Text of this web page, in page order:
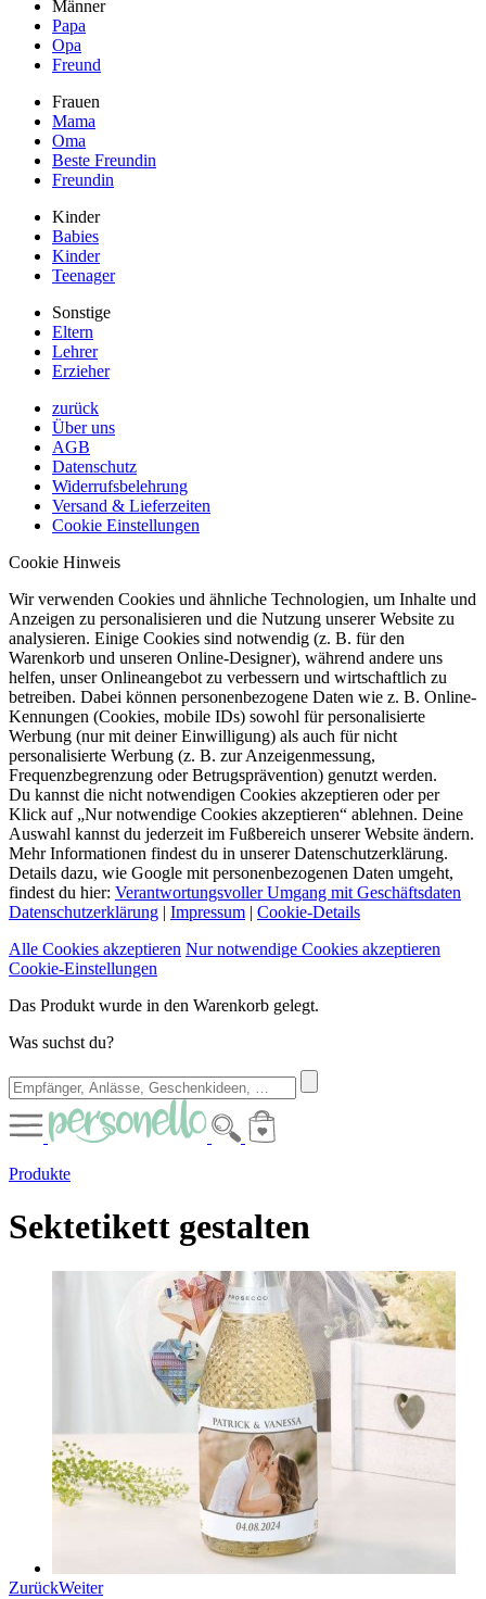
Männer
Papa
Opa
Freund
Frauen
Mama
Oma
Beste Freundin
Freundin
Kinder
Babies
Kinder
Teenager
Sonstige
Eltern
Lehrer
Erzieher
zurück
Über uns
AGB
Datenschutz
Widerrufsbelehrung
Versand & Lieferzeiten
Cookie Einstellungen
Cookie Hinweis
Wir verwenden Cookies und ähnliche Technologien, um Inhalte und
Anzeigen zu personalisieren und die Nutzung unserer Website zu
analysieren. Einige Cookies sind notwendig (z. B. für den
Warenkorb und unseren Online-Designer), während andere uns
helfen, unser Onlineangebot zu verbessern und wirtschaftlich zu
betreiben. Dabei können personenbezogene Daten wie z. B. Online-
Kennungen (Cookies, mobile IDs) sowohl für personalisierte
Werbung (nur mit deiner Einwilligung) als auch für nicht
personalisierte Werbung (z. B. zur Anzeigenmessung,
Frequenzbegrenzung oder Betrugsprävention) genutzt werden.
Du kannst die nicht notwendigen Cookies akzeptieren oder per
Klick auf „Nur notwendige Cookies akzeptieren“ ablehnen. Deine
Auswahl kannst du jederzeit im Fußbereich unserer Website ändern.
Mehr Informationen findest du in unserer Datenschutzerklärung.
Details dazu, wie Google mit personenbezogenen Daten umgeht,
findest du hier: Verantwortungsvoller Umgang mit Geschäftsdaten
Datenschutzerklärung | Impressum | Cookie-Details
Alle Cookies akzeptieren Nur notwendige Cookies akzeptieren
Cookie-Einstellungen
Das Produkt wurde in den Warenkorb gelegt.
Was suchst du?
Produkte
Sektetikett gestalten
ZurückWeiter